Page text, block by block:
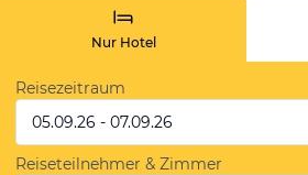
Nur Hotel
Reisezeitraum
05.09.26 - 07.09.26
Reiseteilnehmer & Zimmer